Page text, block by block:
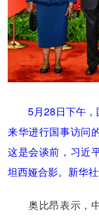
5月28日下午
来华进行国事访问
这是会谈前，习近
坦西娅合影。新华
奥比昂表示，中